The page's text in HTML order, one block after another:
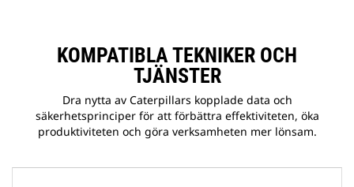
KOMPATIBLA TEKNIKER OCH
TJÄNSTER
Dra nytta av Caterpillars kopplade data och
säkerhetsprinciper för att förbättra effektiviteten, öka
produktiviteten och göra verksamheten mer lönsam.